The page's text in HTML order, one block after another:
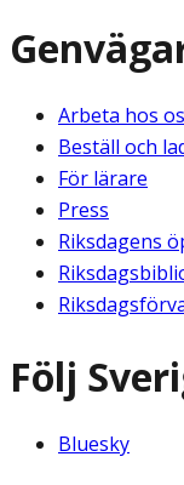
Arbeta hos
Beställ och
För lärare
Press
Riksdagens
Följ
Bluesky